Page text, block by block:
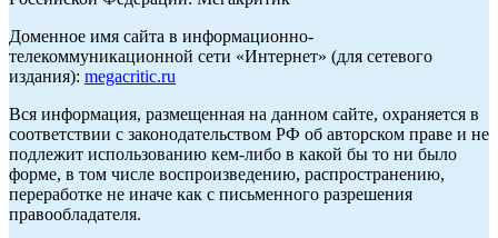
Доменное имя сайта в информационно-
телекоммуникационной сети «Интернет» (для сетевого
издания): megacritic.ru
Вся информация, размещенная на данном сайте, охраняется в
соответствии с законодательством РФ об авторском праве и не
подлежит использованию кем-либо в какой бы то ни было
форме, в том числе воспроизведению, распространению,
переработке не иначе как с письменного разрешения
правообладателя.